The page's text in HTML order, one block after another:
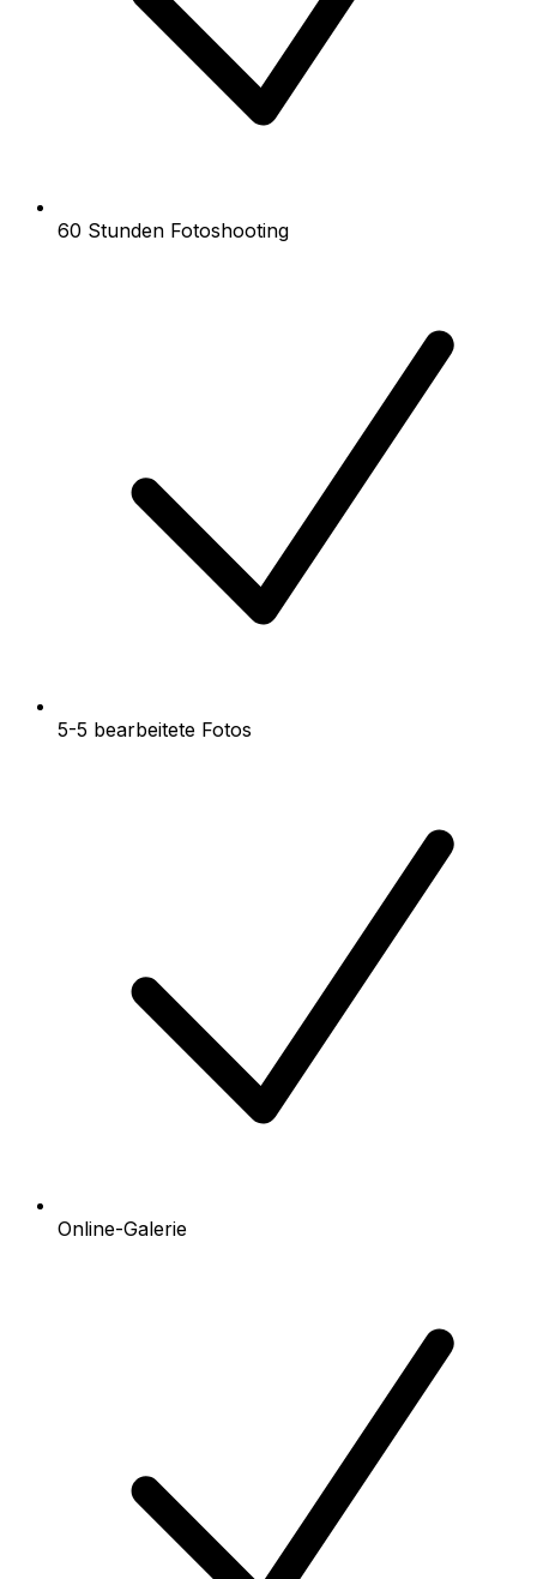
60 Stunden Fotoshooting
5-5 bearbeitete Fotos
Online-Galerie